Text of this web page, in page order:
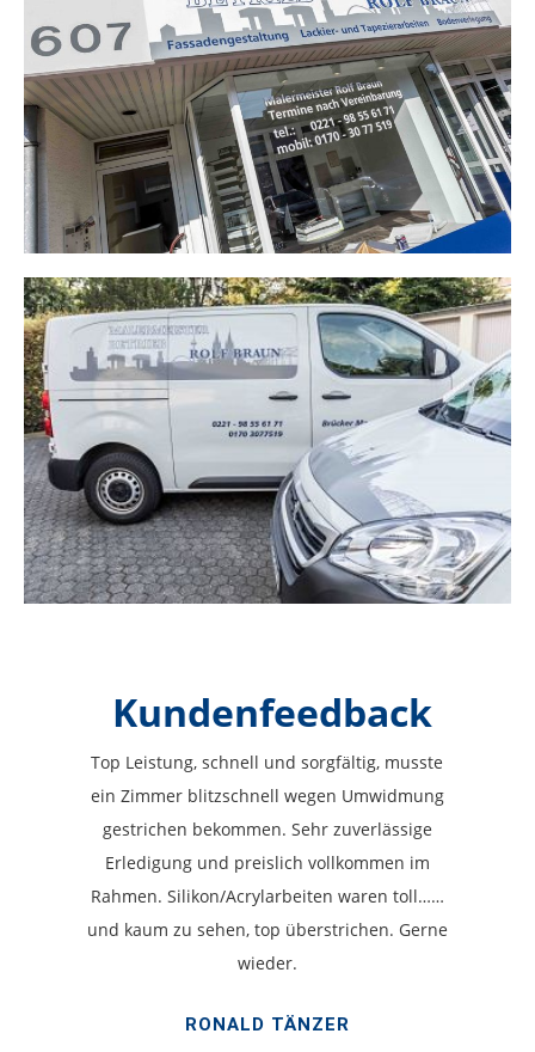
Kundenfeedback
Top Leistung, schnell und sorgfältig, musste
ein Zimmer blitzschnell wegen Umwidmung
gestrichen bekommen. Sehr zuverlässige
Erledigung und preislich vollkommen im
Rahmen. Silikon/Acrylarbeiten waren toll……
und kaum zu sehen, top überstrichen. Gerne
wieder.
RONALD TÄNZER